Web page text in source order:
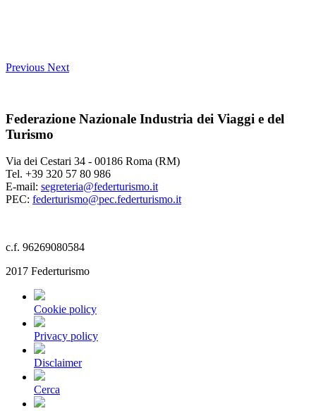
Previous Next
Federazione Nazionale Industria dei Viaggi e del
Turismo
Via dei Cestari 34 - 00186 Roma (RM)
Tel. +39 320 57 80 986
E-mail: segreteria@federturismo.it
PEC: federturismo@pec.federturismo.it
c.f. 96269080584
2017 Federturismo
Cookie policy
Privacy policy
Disclaimer
Cerca